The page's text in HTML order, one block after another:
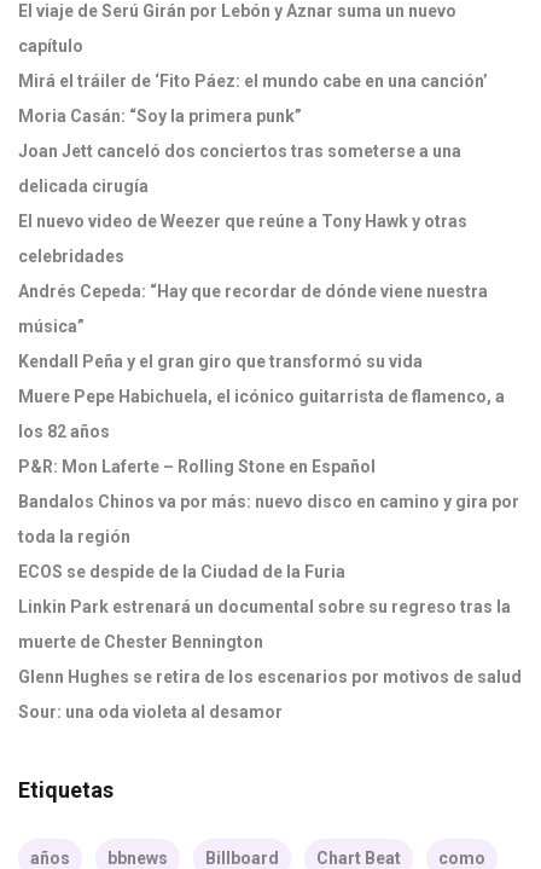
El viaje de Serú Girán por Lebón y Aznar suma un nuevo
capítulo
Mirá el tráiler de ‘Fito Páez: el mundo cabe en una canción’
Moria Casán: “Soy la primera punk”
Joan Jett canceló dos conciertos tras someterse a una
delicada cirugía
El nuevo video de Weezer que reúne a Tony Hawk y otras
celebridades
Andrés Cepeda: “Hay que recordar de dónde viene nuestra
música”
Kendall Peña y el gran giro que transformó su vida
Muere Pepe Habichuela, el icónico guitarrista de flamenco, a
los 82 años
P&R: Mon Laferte – Rolling Stone en Español
Bandalos Chinos va por más: nuevo disco en camino y gira por
toda la región
ECOS se despide de la Ciudad de la Furia
Linkin Park estrenará un documental sobre su regreso tras la
muerte de Chester Bennington
Glenn Hughes se retira de los escenarios por motivos de salud
Sour: una oda violeta al desamor
Etiquetas
años bbnews Billboard Chart Beat como